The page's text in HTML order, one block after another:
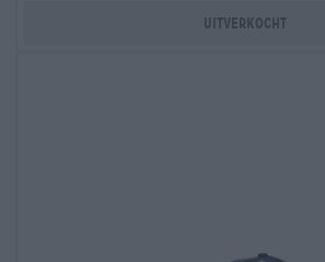
Uitverkocht